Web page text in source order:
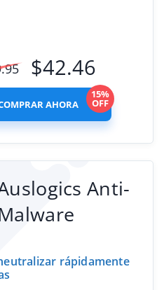
$42.46
AHORA
15%
OFF
Anti-
rápidamente